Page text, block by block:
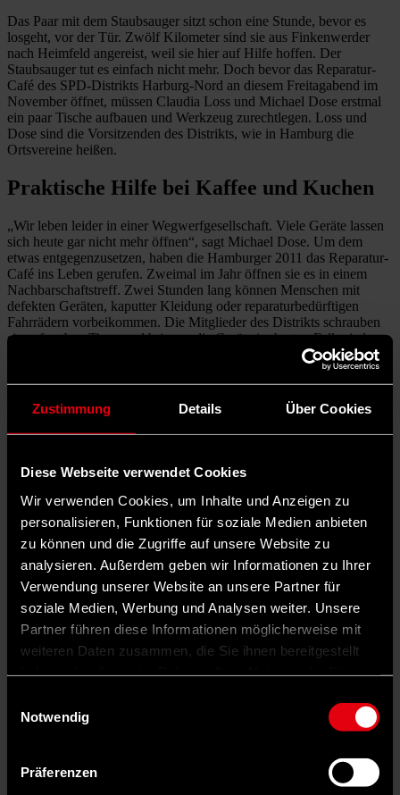
Zustimmung Details Über Cookies
Diese Webseite verwendet Cookies
Wir verwenden Cookies, um Inhalte und Anzeigen zu
personalisieren, Funktionen für soziale Medien anbieten
zu können und die Zugriffe auf unsere Website zu
analysieren. Außerdem geben wir Informationen zu Ihrer
Verwendung unserer Website an unsere Partner für
soziale Medien, Werbung und Analysen weiter. Unsere
Partner führen diese Informationen möglicherweise mit
weiteren Daten zusammen, die Sie ihnen bereitgestellt
Notwendig
Präferenzen
Das Paar mit dem Staubsauger sitzt schon eine Stunde, bevor es
losgeht, vor der Tür. Zwölf Kilometer sind sie aus Finkenwerder
nach Heimfeld angereist, weil sie hier auf Hilfe hoffen. Der
Staubsauger tut es einfach nicht mehr. Doch bevor das Reparatur-
Café des SPD-Distrikts Harburg-Nord an diesem Freitagabend im
November öffnet, müssen Claudia Loss und Michael Dose erstmal
ein paar Tische aufbauen und Werkzeug zurechtlegen. Loss und
Dose sind die Vorsitzenden des Distrikts, wie in Hamburg die
Ortsvereine heißen.
Praktische Hilfe bei Kaffee und Kuchen
„Wir leben leider in einer Wegwerfgesellschaft. Viele Geräte lassen
sich heute gar nicht mehr öffnen“, sagt Michael Dose. Um dem
etwas entgegenzusetzen, haben die Hamburger 2011 das Reparatur-
Café ins Leben gerufen. Zweimal im Jahr öffnen sie es in einem
Nachbarschaftstreff. Zwei Stunden lang können Menschen mit
defekten Geräten, kaputter Kleidung oder reparaturbedürftigen
Fahrrädern vorbeikommen. Die Mitglieder des Distrikts schrauben
sie auf, geben Tipps und bringen die Geräte im besten Fall wieder
Auch Dierk Koch kann an diesem Abend weitergeholfen werden.
Nach dem Waschen ließen sich die Reißverschlüsse von zwei
Kissen nicht mehr öffnen. Koch hat neue gekauft, mit denen er nun
vor Jessica Bartels sitzt. Während sie die alten Reißverschlüsse
Kirschkuchen schmecken, den Barbara Jörges und Dagmar Welke
aus dem Distrikt für das Reparatur-Café gebacken haben. Koch ist
begeistert von dem Angebot, von dem er über den Newsletter des